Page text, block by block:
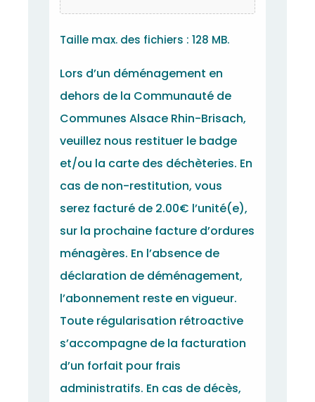
Taille max. des fichiers : 128 MB.
Lors d’un déménagement en
dehors de la Communauté de
Communes Alsace Rhin-Brisach,
veuillez nous restituer le badge
et/ou la carte des déchèteries. En
cas de non-restitution, vous
serez facturé de 2.00€ l’unité(e),
sur la prochaine facture d’ordures
ménagères. En l’absence de
déclaration de déménagement,
l’abonnement reste en vigueur.
Toute régularisation rétroactive
s’accompagne de la facturation
d’un forfait pour frais
administratifs. En cas de décès,